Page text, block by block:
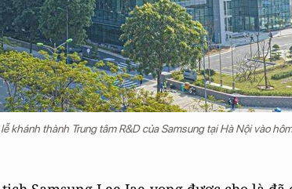
khánh thành Trung tâm R&D của Samsung tại Hà Nội vào